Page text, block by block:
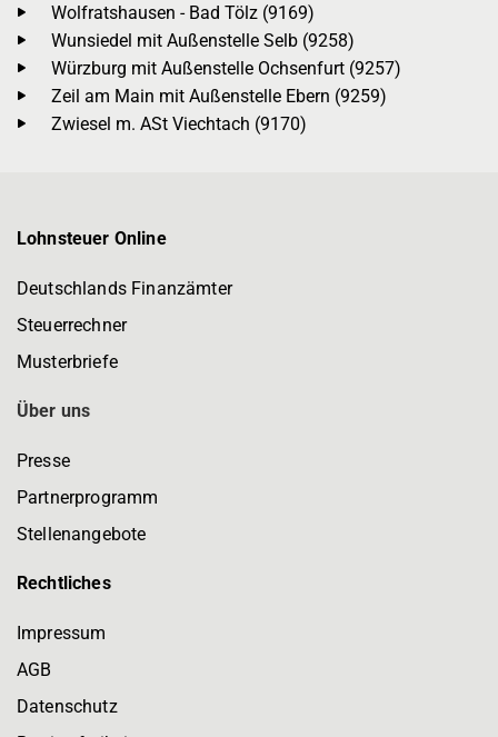
Wolfratshausen - Bad Tölz (9169)
Wunsiedel mit Außenstelle Selb (9258)
Würzburg mit Außenstelle Ochsenfurt (9257)
Zeil am Main mit Außenstelle Ebern (9259)
Zwiesel m. ASt Viechtach (9170)
Lohnsteuer Online
Deutschlands Finanzämter
Steuerrechner
Musterbriefe
Über uns
Presse
Partnerprogramm
Stellenangebote
Rechtliches
Impressum
AGB
Datenschutz